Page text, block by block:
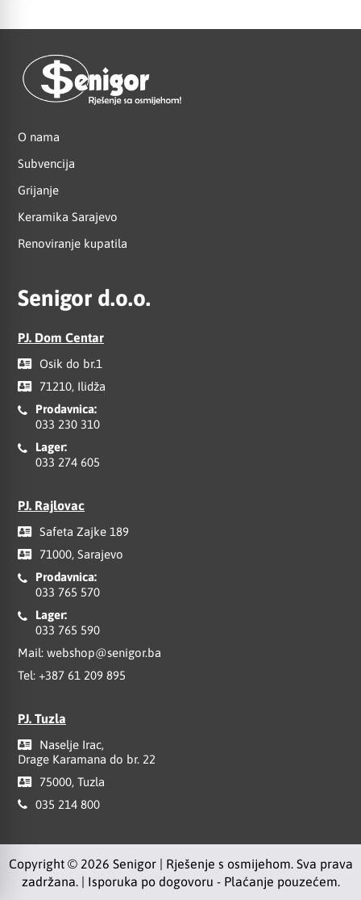
O nama
Subvencija
Grijanje
Keramika Sarajevo
Renoviranje kupatila
Senigor d.o.o.
PJ. Dom Centar
Osik do br.1
71210, Ilidža
Prodavnica:
033 230 310
Lager:
033 274 605
PJ. Rajlovac
Safeta Zajke 189
71000, Sarajevo
Prodavnica:
033 765 570
Lager:
033 765 590
Mail: webshop@senigor.ba
Tel: +387 61 209 895
PJ. Tuzla
Naselje Irac,
Drage Karamana do br. 22
75000, Tuzla
035 214 800
Copyright © 2026 Senigor | Rješenje s osmijehom. Sva prava
zadržana. | Isporuka po dogovoru - Plaćanje pouzećem.